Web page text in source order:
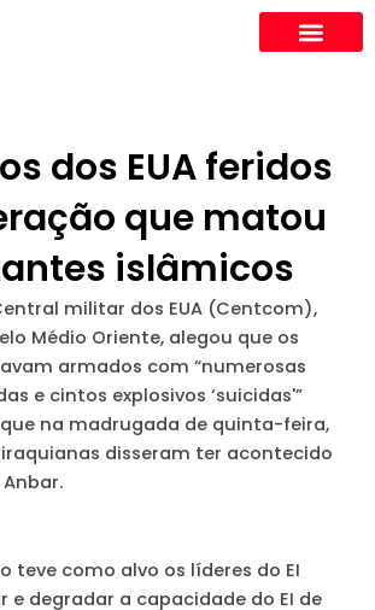
dos EUA feridos
que matou
islâmicos
militar dos EUA (Centcom),
Médio Oriente, alegou que os
armados com “numerosas
e cintos explosivos ‘suicidas'”
na madrugada de quinta-feira,
disseram ter acontecido
teve como alvo os líderes do EI
e degradar a capacidade do EI de